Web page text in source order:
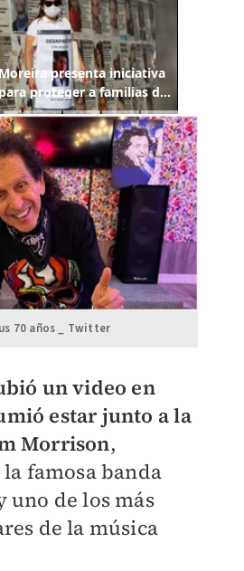
70 años _ Twitter
un video en
estar junto a la
Morrison,
famosa banda
uno de los más
de la música